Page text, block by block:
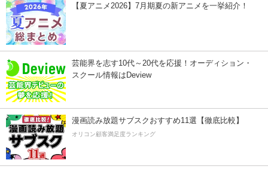
【夏アニメ2026】7月期夏の新アニメを一挙紹介！
芸能界を志す10代～20代を応援！オーディション・
スクール情報はDeview
漫画読み放題サブスクおすすめ11選【徹底比較】
オリコン顧客満足度ランキング